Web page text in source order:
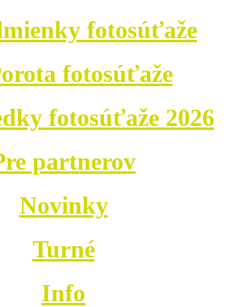
fotosúťaže
fotosúťaže
fotosúťaže 2026
partnerov
Novinky
Turné
Info